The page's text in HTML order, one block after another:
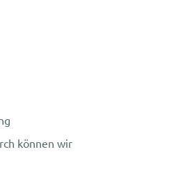
können wir